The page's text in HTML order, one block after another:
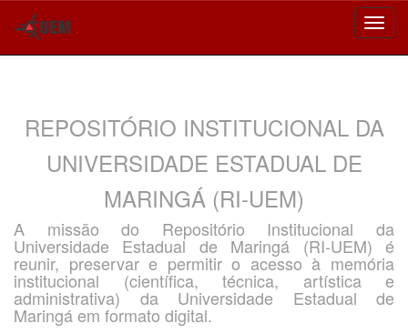
REPOSITÓRIO INSTITUCIONAL DA
UNIVERSIDADE ESTADUAL DE
MARINGÁ (RI-UEM)
A missão do Repositório Institucional da
Universidade Estadual de Maringá (RI-UEM) é
reunir, preservar e permitir o acesso à memória
institucional (científica, técnica, artística e
administrativa) da Universidade Estadual de
Maringá em formato digital.